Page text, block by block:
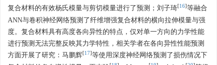
复合材料的有效杨氏模量与剪切模量进行了预测；刘子琦[16]等融合
ANN与卷积神经网络预测了纤维增强复合材料的横向拉伸模量与强
度。复合材料具有高度各向异性的特点，仅对单一方向的力学性能
进行预测无法完整反映其力学特性，相关学者在各向异性性能预测
方面开展了研究：马鹏辉[17]等使用深度神经网络预测了损伤情况下